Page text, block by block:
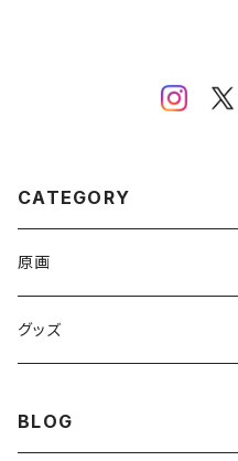
CATEGORY
原画
グッズ
BLOG